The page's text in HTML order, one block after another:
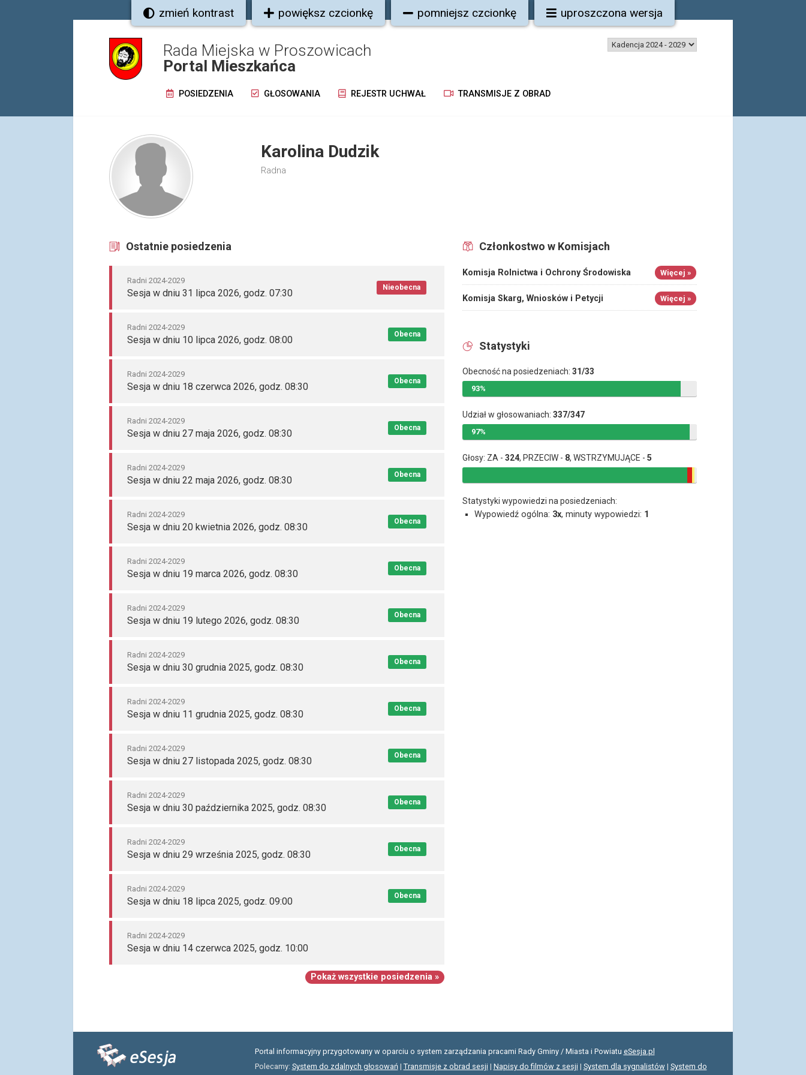
zmień kontrast powiększ czcionkę pomniejsz czcionkę uproszczona wersja
Rada Miejska w Proszowicach
Portal Mieszkańca
POSIEDZENIA GŁOSOWANIA REJESTR UCHWAŁ TRANSMISJE Z OBRAD
Karolina Dudzik
Radna
Ostatnie posiedzenia
Radni 2024-2029
Sesja w dniu 31 lipca 2026, godz. 07:30 Nieobecna
Radni 2024-2029
Sesja w dniu 10 lipca 2026, godz. 08:00 Obecna
Radni 2024-2029
Sesja w dniu 18 czerwca 2026, godz. 08:30 Obecna
Radni 2024-2029
Sesja w dniu 27 maja 2026, godz. 08:30 Obecna
Radni 2024-2029
Sesja w dniu 22 maja 2026, godz. 08:30 Obecna
Radni 2024-2029
Sesja w dniu 20 kwietnia 2026, godz. 08:30 Obecna
Radni 2024-2029
Sesja w dniu 19 marca 2026, godz. 08:30 Obecna
Radni 2024-2029
Sesja w dniu 19 lutego 2026, godz. 08:30 Obecna
Radni 2024-2029
Sesja w dniu 30 grudnia 2025, godz. 08:30 Obecna
Radni 2024-2029
Sesja w dniu 11 grudnia 2025, godz. 08:30 Obecna
Radni 2024-2029
Sesja w dniu 27 listopada 2025, godz. 08:30 Obecna
Radni 2024-2029
Sesja w dniu 30 października 2025, godz. 08:30 Obecna
Radni 2024-2029
Sesja w dniu 29 września 2025, godz. 08:30 Obecna
Radni 2024-2029
Sesja w dniu 18 lipca 2025, godz. 09:00 Obecna
Radni 2024-2029
Sesja w dniu 14 czerwca 2025, godz. 10:00
Pokaż wszystkie posiedzenia »
Członkostwo w Komisjach
Komisja Rolnictwa i Ochrony Środowiska Więcej »
Komisja Skarg, Wniosków i Petycji Więcej »
Statystyki
Obecność na posiedzeniach:31/33
93%
Udział w głosowaniach:337/347
97%
Głosy: ZA -324, PRZECIW - 8, WSTRZYMUJĄCE -5
Statystyki wypowiedzi na posiedzeniach:
Wypowiedź ogólna: 3x, minuty wypowiedzi: 1
Portal informacyjny przygotowany w oparciu o system zarządzania pracami Rady Gminy / Miasta i Powiatu eSesja.pl
Polecamy: System do zdalnych głosowań| Transmisje z obrad sesji | Napisy do filmów z sesji | System dla sygnalistów| System do